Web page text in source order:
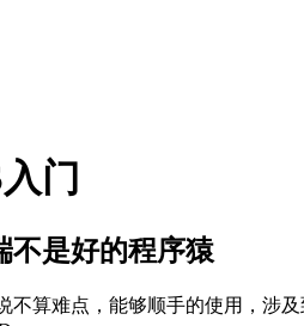
门
不是好的程序猿
不算难点，能够顺手的使用，涉